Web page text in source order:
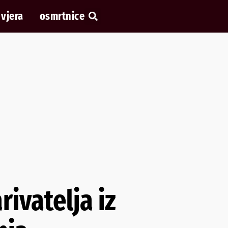
vjera osmrtnice
iz